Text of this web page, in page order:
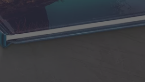
résistance
le verso et la tranche sont
personnalisables